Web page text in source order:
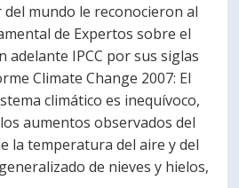
Egresados
mundo le reconocieron al
de Expertos sobre el
adelante IPCC por sus siglas
Climate Change 2007: El
climático es inequívoco,
aumentos observados del
la temperatura del aire y del
de nieves y hielos,